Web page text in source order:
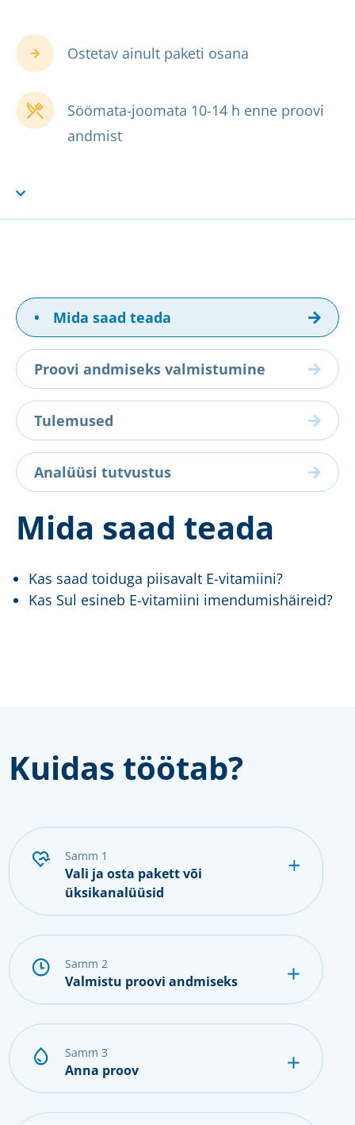
Ostetav ainult paketi osana
Söömata-joomata 10-14 h enne proovi
andmist
• Mida saad teada
Proovi andmiseks valmistumine
Tulemused
Analüüsi tutvustus
Mida saad teada
Kas saad toiduga piisavalt E-vitamiini?
Kas Sul esineb E-vitamiini imendumishäireid?
Kuidas töötab?
samm 1
Vali ja osta pakett või
üksikanalüüsid
samm 2
Valmistu proovi andmiseks
samm 3
Anna proov